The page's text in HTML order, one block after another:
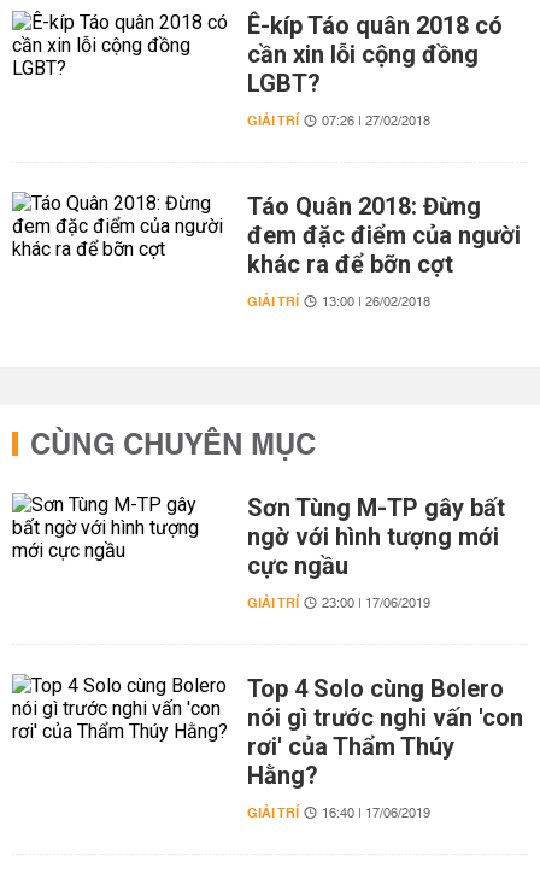
Ê-kíp Táo quân 2018 có
cần xin lỗi cộng đồng
LGBT?
GIẢI TRÍ 07:26 | 27/02/2018
Táo Quân 2018: Đừng
đem đặc điểm của người
khác ra để bỡn cợt
GIẢI TRÍ 13:00 | 26/02/2018
CÙNG CHUYÊN MỤC
Sơn Tùng M-TP gây bất
ngờ với hình tượng mới
cực ngầu
GIẢI TRÍ 23:00 | 17/06/2019
Top 4 Solo cùng Bolero
nói gì trước nghi vấn 'con
rơi' của Thẩm Thúy
Hằng?
GIẢI TRÍ 16:40 | 17/06/2019